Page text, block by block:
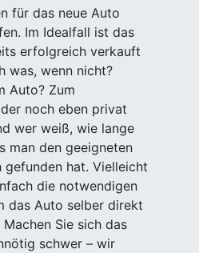
für das neue Auto
Im Idealfall ist das
erfolgreich verkauft
was, wenn nicht?
Auto? Zum
noch eben privat
wer weiß, wie lange
man den geeigneten
gefunden hat. Vielleicht
die notwendigen
das Auto selber direkt
Sie sich das
schwer – wir